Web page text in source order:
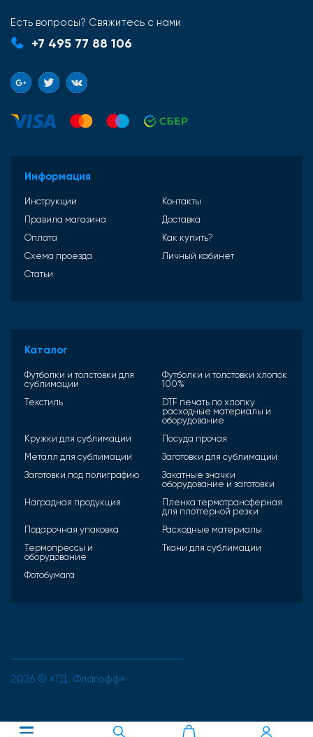
Есть вопросы? Свяжитесь с нами
+7 495 77 88 106
Информация
Инструкции
Контакты
Правила магазина
Доставка
Оплата
Как купить?
Схема проезда
Личный кабинет
Статьи
Каталог
Футболки и толстовки для
сублимации
Футболки и толстовки хлопок
100%
Текстиль
DTF печать по хлопку
расходные материалы и
оборудование
Кружки для сублимации
Посуда прочая
Металл для сублимации
Заготовки для сублимации
Заготовки под полиграфию
Закатные значки
оборудование и заготовки
Наградная продукция
Пленка термотрансферная
для плоттерной резки
Подарочная упаковка
Расходные материалы
Термопрессы и
оборудование
Ткани для сублимации
Фотобумага
2026 © «ТД. Флагофф»